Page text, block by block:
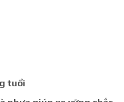
tuổi